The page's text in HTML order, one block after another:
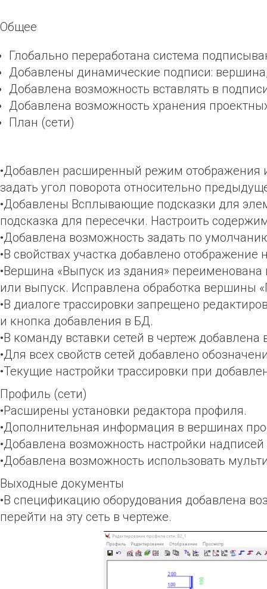
Общее
Глобально переработана система
Добавлены динамические подписи:
Добавлена возможность вставлять в
Добавлена возможность хранения
План (сети)
•Добавлен расширенный режим отображения
задать угол поворота относительно
•Добавлены Всплывающие подсказки для
подсказка для пересечки. Настроить
•Добавлена возможность задать по
•В свойствах участка добавлено
•Вершина «Выпуск из здания»
или выпуск. Исправлена обработка вершины
•В диалоге трассировки запрещено
и кнопка добавления в БД.
•В команду вставки сетей в чертеж
•Для всех свойств сетей добавлено
•Текущие настройки трассировки при
Профиль (сети)
•Расширены установки редактора профиля.
•Дополнительная информация в вершинах
•Добавлена возможность настройки
•Добавлена возможность использовать
Выходные документы
•В спецификацию оборудования добавлена
перейти на эту сеть в чертеже.